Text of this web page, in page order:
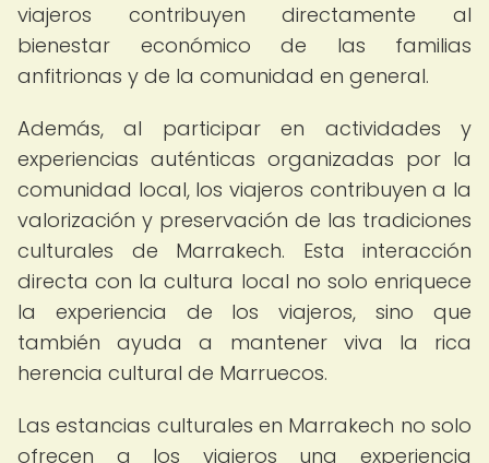
viajeros contribuyen directamente al
bienestar económico de las familias
anfitrionas y de la comunidad en general.
Además, al participar en actividades y
experiencias auténticas organizadas por la
comunidad local, los viajeros contribuyen a la
valorización y preservación de las tradiciones
culturales de Marrakech. Esta interacción
directa con la cultura local no solo enriquece
la experiencia de los viajeros, sino que
también ayuda a mantener viva la rica
herencia cultural de Marruecos.
Las estancias culturales en Marrakech no solo
ofrecen a los viajeros una experiencia